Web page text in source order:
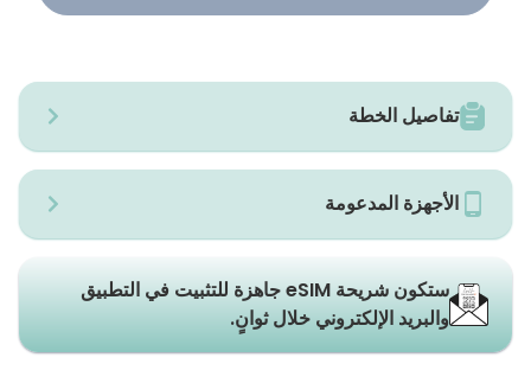
تفاصيل الخطة
الأجهزة المدعومة
ستكون شريحة eSIM جاهزة للتثبيت في التطبيق
والبريد الإلكتروني خلال ثوانٍ.